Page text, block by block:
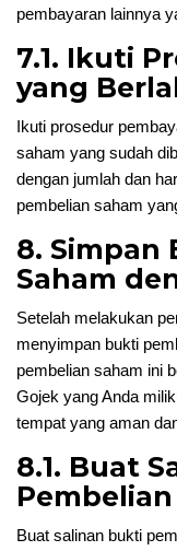
pembayaran lainnya
7.1. Ikuti
yang
Ikuti prosedur
saham yang sudah
dengan jumlah dan
pembelian saham
8. Simpan
Saham
Setelah melakukan
menyimpan bukti
pembelian saham ini
Gojek yang Anda
tempat yang aman
8.1. Buat
Buat salinan bukti